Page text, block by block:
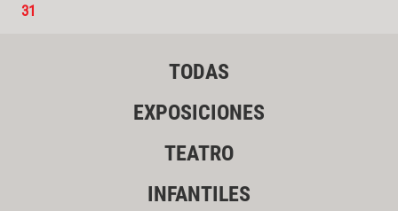
31
TODAS
EXPOSICIONES
TEATRO
INFANTILES